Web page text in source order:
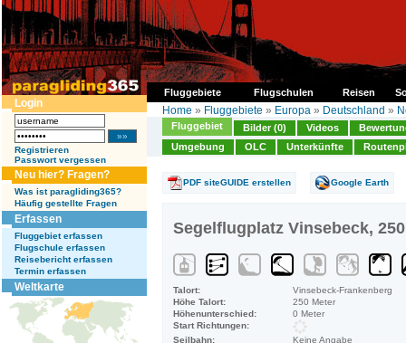
Fluggebiete Flugschulen Reisen
Login
Registrieren
Passwort vergessen
Neu hier? Fragen?
Was ist paragliding365?
Häufig gestellte Fragen
Erfassen
Fluggebiet erfassen
Flugschule erfassen
Reisebericht erfassen
Termin erfassen
Weltkarte
Home » Fluggebiete » Europa » Deutschland »
Fluggebiet Bilder (0) Videos
Umgebung
OLC Unterkünfte
PDF siteGUIDE erstellen Google Earth
Segelflugplatz Vinsebeck,
Talort:
Vinsebeck-Frankenberg
Höhe Talort:
250 Meter
Höhenunterschied:
0 Meter
Start Richtungen:
Seilbahn:
Keine Angabe